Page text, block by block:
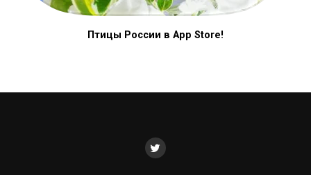
Птицы России в App Store!